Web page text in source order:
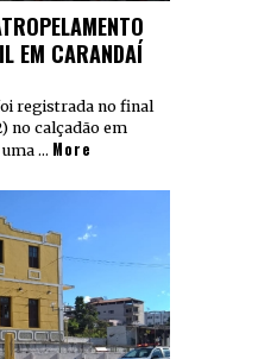
EM CARANDAÍ
registrada no final
no calçadão em
… More